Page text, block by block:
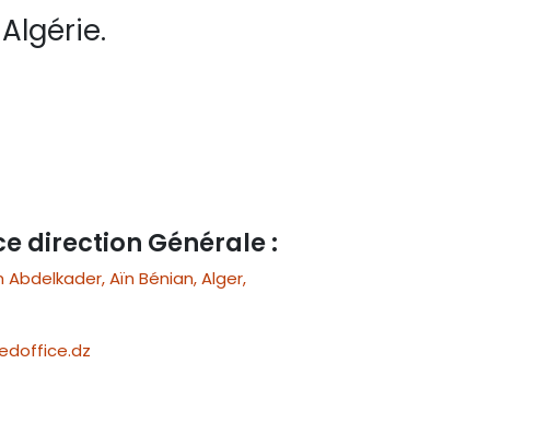
direction Générale :
Abdelkader, Aïn Bénian, Alger,